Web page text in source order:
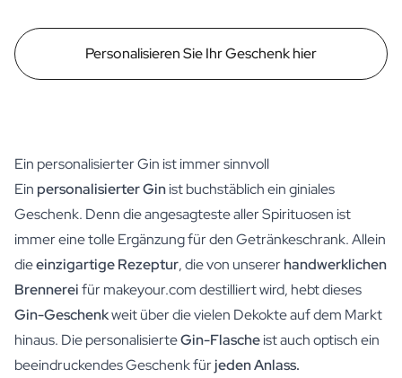
Personalisieren Sie Ihr Geschenk hier
Ein personalisierter Gin ist immer sinnvoll
Ein personalisierter Ginist buchstäblich ein giniales
Geschenk. Denn die angesagteste aller Spirituosen ist
immer eine tolle Ergänzung für den Getränkeschrank. Allein
dieeinzigartige Rezeptur, die von unsererhandwerklichen
Brennereifür makeyour.com destilliert wird, hebt dieses
Gin-Geschenkweit über die vielen Dekokte auf dem Markt
hinaus. Die personalisierteGin-Flascheist auch optisch ein
beeindruckendes Geschenk fürjeden Anlass.